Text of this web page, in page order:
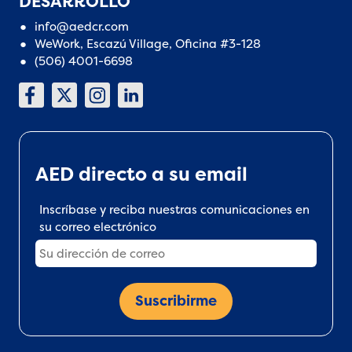
info@aedcr.com
WeWork, Escazú Village, Oficina #3-128
(506) 4001-6698
AED directo a su email
Inscríbase y reciba nuestras comunicaciones en
su correo electrónico